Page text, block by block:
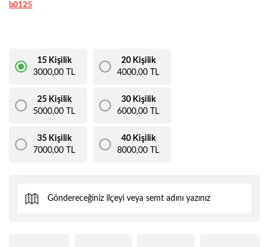
b0125
15 Kişilik
3000,00 TL
20 Kişilik
4000,00 TL
25 Kişilik
5000,00 TL
30 Kişilik
6000,00 TL
35 Kişilik
7000,00 TL
40 Kişilik
8000,00 TL